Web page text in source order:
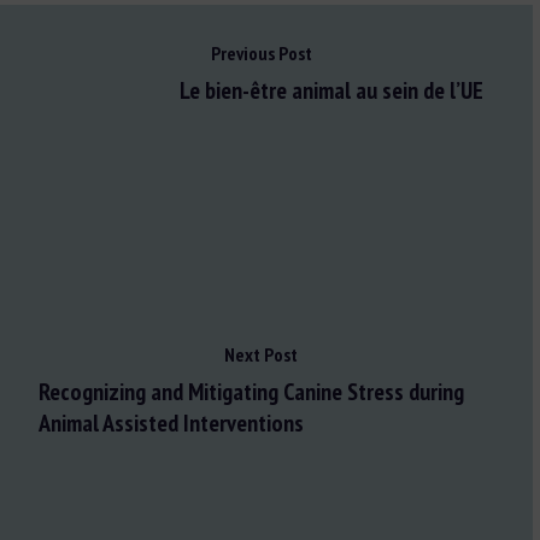
Previous Post
Le bien-être animal au sein de l’UE
Next Post
Recognizing and Mitigating Canine Stress during
Animal Assisted Interventions